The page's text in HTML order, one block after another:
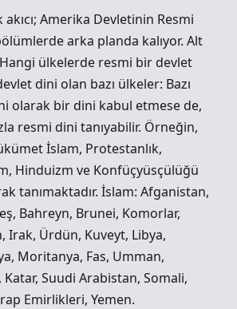
akıcı; Amerika Devletinin Resmi
arka planda kalıyor. Alt
ülkelerde resmi bir devlet
dini olan bazı ülkeler: Bazı
olarak bir dini kabul etmese de,
resmi dini tanıyabilir. Örneğin,
İslam, Protestanlık,
Hinduizm ve Konfüçyüsçülüğü
tanımaktadır. İslam: Afganistan,
Bahreyn, Brunei, Komorlar,
Irak, Ürdün, Kuveyt, Libya,
Moritanya, Fas, Umman,
Suudi Arabistan, Somali,
Emirlikleri, Yemen.